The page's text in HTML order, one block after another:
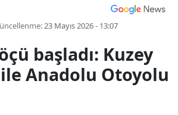
23 Mayıs 2026 - 13:07
başladı: Kuzey
Anadolu Otoyolu